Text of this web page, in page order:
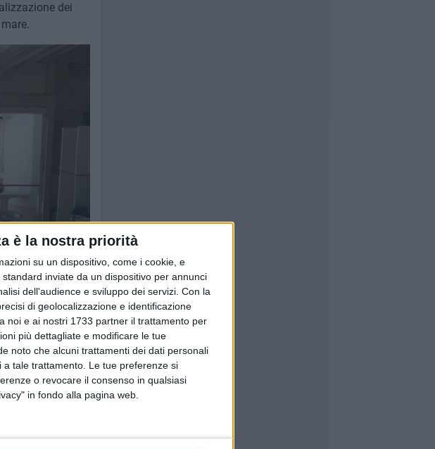
è la nostra priorità
su un dispositivo, come i cookie, e
inviate da un dispositivo per annunci
dell'audience e sviluppo dei servizi. Con la
di geolocalizzazione e identificazione
noi e ai nostri 1733 partner il trattamento per
più dettagliate e modificare le tue
noto che alcuni trattamenti dei dati personali
tale trattamento. Le tue preferenze si
o revocare il consenso in qualsiasi
in fondo alla pagina web.
dei